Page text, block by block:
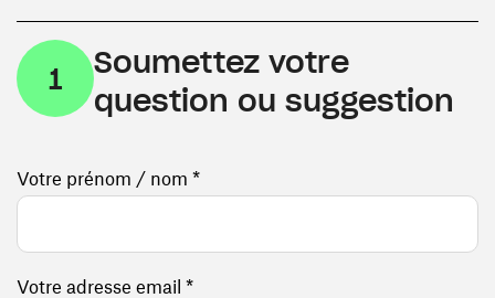
1
Soumettez votre
question ou suggestion
Votre prénom / nom *
Votre adresse email *